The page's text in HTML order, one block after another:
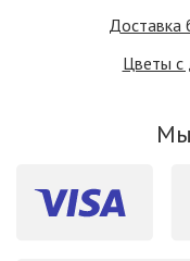
Доставка
Цветы с